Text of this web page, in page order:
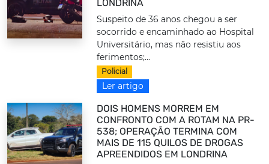
LONDRINA
Suspeito de 36 anos chegou a ser
socorrido e encaminhado ao Hospital
Universitário, mas não resistiu aos
ferimentos;...
Policial
Ler artigo
DOIS HOMENS MORREM EM
CONFRONTO COM A ROTAM NA PR-
538; OPERAÇÃO TERMINA COM
MAIS DE 115 QUILOS DE DROGAS
APREENDIDOS EM LONDRINA